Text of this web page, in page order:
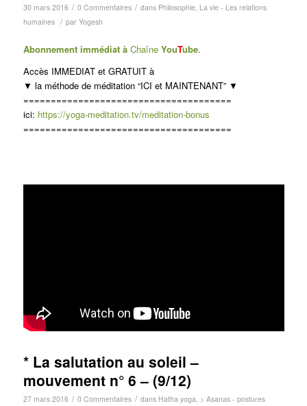
30 mars 2016 / 0 Commentaires / dans Philosophie, La vie - Les relations
humaines / par Yogesh
Abonnement immédiat à Chaîne YouTube.
Accès IMMEDIAT et GRATUIT à
▼ la méthode de méditation “ICI et MAINTENANT” ▼
======================================
ici: https://yoga-meditation.tv/meditation-bonus
======================================
* La salutation au soleil –
mouvement n° 6 – (9/12)
27 mars 2016 / 0 Commentaires / dans Hatha yoga > Asanas - postures